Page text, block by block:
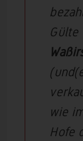
wie
Hofe